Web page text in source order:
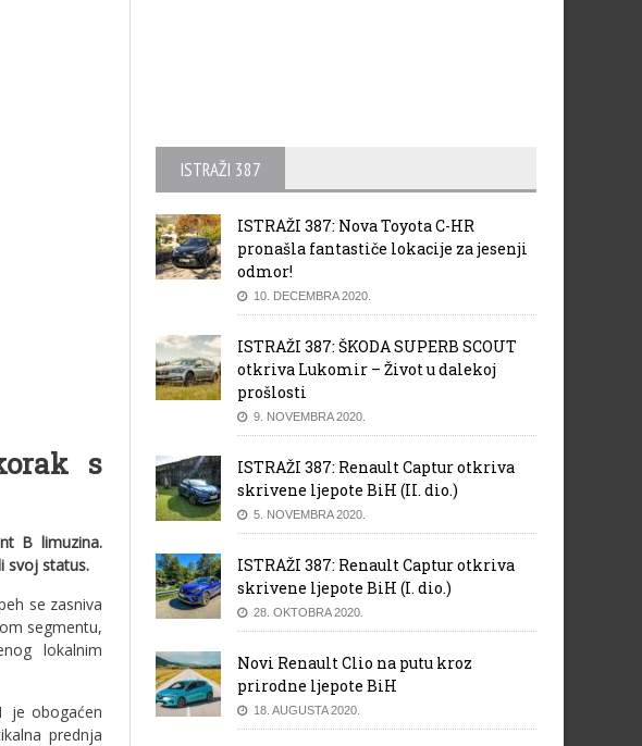
s
B limuzina.
svoj status.
se zasniva
segmentu,
lokalnim
je obogaćen
prednja
ISTRAŽI 387
ISTRAŽI 387: Nova Toyota C-HR
pronašla fantastiče lokacije za jesenji
odmor!
10. DECEMBRA 2020.
ISTRAŽI 387: ŠKODA SUPERB SCOUT
otkriva Lukomir – Život u dalekoj
prošlosti
9. NOVEMBRA 2020.
ISTRAŽI 387: Renault Captur otkriva
skrivene ljepote BiH (II. dio.)
5. NOVEMBRA 2020.
ISTRAŽI 387: Renault Captur otkriva
skrivene ljepote BiH (I. dio.)
28. OKTOBRA 2020.
Novi Renault Clio na putu kroz
prirodne ljepote BiH
18. AUGUSTA 2020.